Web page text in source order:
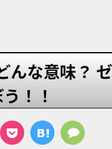
な意味？
！！